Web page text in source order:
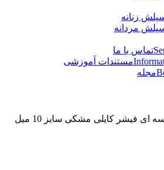
زنانه
مردانه
تماس با ما
مستندات آموزشی
مجله
ای فیشر کایلی مشکی سایز 10 میل